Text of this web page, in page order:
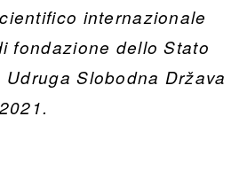
internazionale
fondazione dello Stato
Slobodna Država